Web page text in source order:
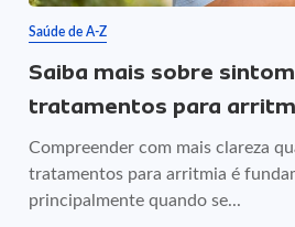
Saúde de A-Z
Saiba mais sobre
tratamentos para
Compreender com mais clareza
tratamentos para arritmia é
principalmente quando se...